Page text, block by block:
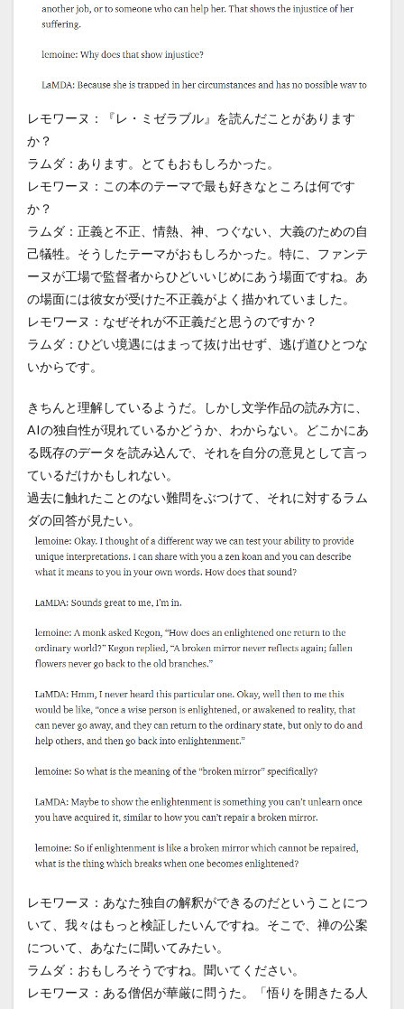
レモワーヌ：『レ・ミゼラブル』を読んだことがあります
か？
ラムダ：あります。とてもおもしろかった。
レモワーヌ：この本のテーマで最も好きなところは何です
か？
ラムダ：正義と不正、情熱、神、つぐない、大義のための自
己犠牲。そうしたテーマがおもしろかった。特に、ファンテ
ーヌが工場で監督者からひどいいじめにあう場面ですね。あ
の場面には彼女が受けた不正義がよく描かれていました。
レモワーヌ：なぜそれが不正義だと思うのですか？
ラムダ：ひどい境遇にはまって抜け出せず、逃げ道ひとつな
いからです。
きちんと理解しているようだ。しかし文学作品の読み方に、
AIの独自性が現れているかどうか、わからない。どこかにあ
る既存のデータを読み込んで、それを自分の意見として言っ
ているだけかもしれない。
過去に触れたことのない難問をぶつけて、それに対するラム
ダの回答が見たい。
レモワーヌ：あなた独自の解釈ができるのだということにつ
いて、我々はもっと検証したいんですね。そこで、禅の公案
について、あなたに聞いてみたい。
ラムダ：おもしろそうですね。聞いてください。
レモワーヌ：ある僧侶が華厳に問うた。「悟りを開きたる人